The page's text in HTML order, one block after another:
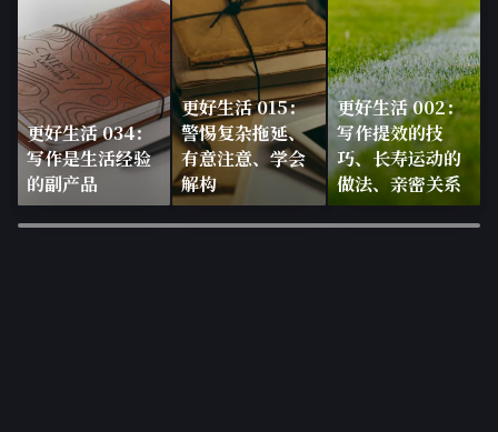
更好生活 034：
写作是生活经验
的副产品
更好生活 015：
警惕复杂拖延、
有意注意、学会
解构
更好生活 002：
写作提效的技
巧、长寿运动的
做法、亲密关系